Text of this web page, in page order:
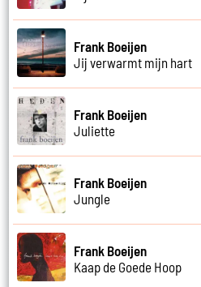
Frank Boeijen
Jij verwarmt mijn hart
Frank Boeijen
Juliette
Frank Boeijen
Jungle
Frank Boeijen
Kaap de Goede Hoop